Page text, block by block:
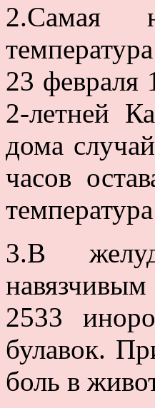
2.Самая
23 февраля
2-летней
дома
часов
3.В
2533
булавок.
боль в